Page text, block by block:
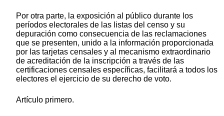
Por otra parte, la exposición al público durante los
períodos electorales de las listas del censo y su
depuración como consecuencia de las reclamaciones
que se presenten, unido a la información proporcionada
por las tarjetas censales y al mecanismo extraordinario
de acreditación de la inscripción a través de las
certificaciones censales específicas, facilitará a todos los
electores el ejercicio de su derecho de voto.
Artículo primero.